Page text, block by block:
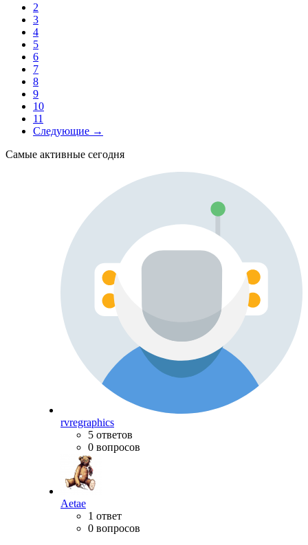
2
3
4
5
6
7
8
9
10
11
Следующие →
Самые активные сегодня
rvregraphics
5 ответов
0 вопросов
Aetae
1 ответ
0 вопросов